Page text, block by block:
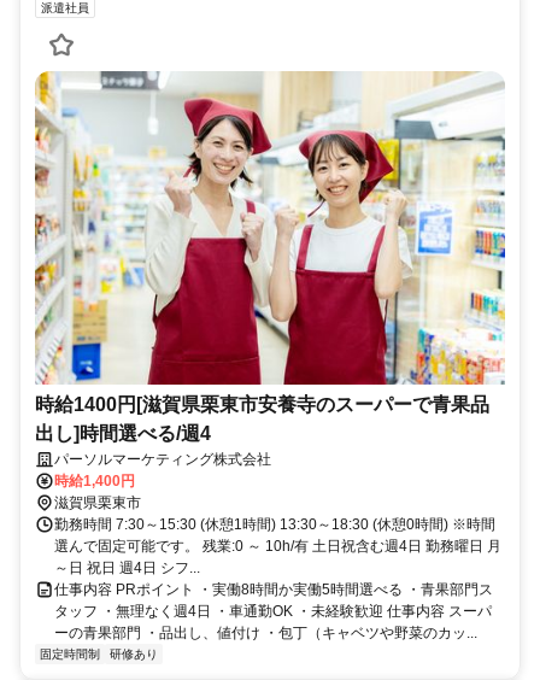
派遣社員
時給1400円[滋賀県栗東市安養寺のスーパーで青果品
出し]時間選べる/週4
パーソルマーケティング株式会社
時給1,400円
滋賀県栗東市
勤務時間 7:30～15:30 (休憩1時間) 13:30～18:30 (休憩0時間) ※時間
選んで固定可能です。 残業:0 ～ 10h/有 土日祝含む週4日 勤務曜日 月
～日 祝日 週4日 シフ...
仕事内容 PRポイント ・実働8時間か実働5時間選べる ・青果部門ス
タッフ ・無理なく週4日 ・車通勤OK ・未経験歓迎 仕事内容 スーパ
ーの青果部門 ・品出し、値付け ・包丁（キャベツや野菜のカッ...
固定時間制 研修あり